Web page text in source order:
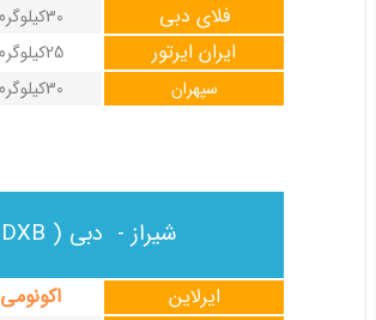
30کیلوگرم فلای دبی
25کیلوگرم ایران ایرتور
30کیلوگرم سپهران
شیراز - دبی ( DXB ) - شیراز
اکونومی ایرلاین